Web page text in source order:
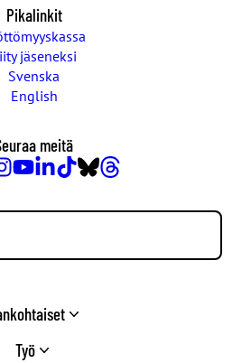
Pikalinkit
jäseneksi
Svenska
English
meitä
Työ